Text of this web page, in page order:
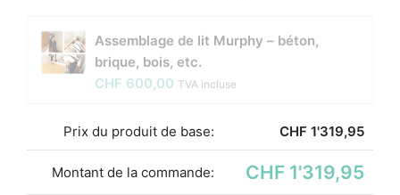
Assemblage de lit Murphy – béton,
brique, bois, etc.
CHF 600,00 TVA incluse
Prix ​​du produit de base: CHF 1'319,95
Montant de la commande: CHF 1'319,95